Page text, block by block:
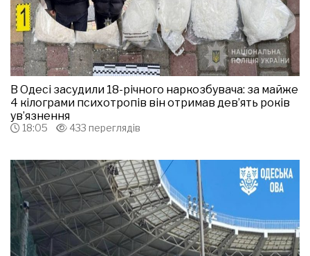
В Одесі засудили 18-річного наркозбувача: за майже
4 кілограми психотропів він отримав дев’ять років
ув’язнення
18:05 433 переглядів